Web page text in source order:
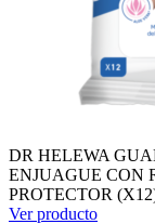
DR HELEWA
ENJUAGUE CON
PROTECTOR
Ver producto